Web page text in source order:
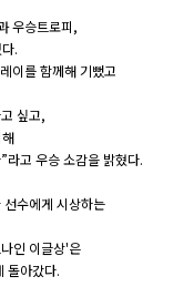
우승트로피,
.
이를 함께해 기뻤고
싶고,
라고 우승 소감을 밝혔다.
수에게 시상하는
인 이글상'은
돌아갔다.